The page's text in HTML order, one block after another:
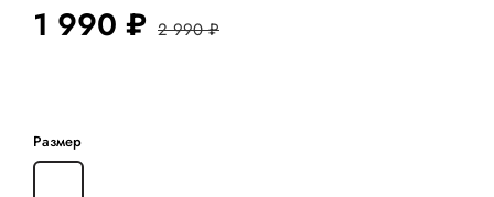
1 990 ₽ 2 990 ₽
Размер